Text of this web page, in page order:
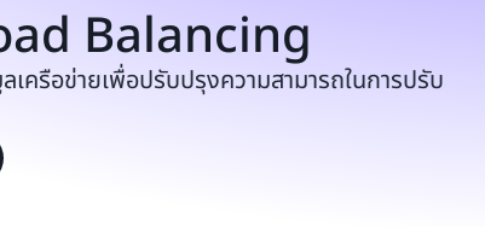
Balancing
เครือข่ายเพื่อปรับปรุงความสามารถในการปรับ